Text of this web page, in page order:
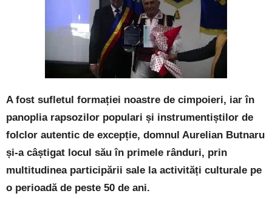
A fost sufletul formației noastre de cimpoieri, iar în
panoplia rapsozilor populari și instrumentiștilor de
folclor autentic de excepție, domnul Aurelian Butnaru
și-a câștigat locul său în primele rânduri, prin
multitudinea participării sale la activități culturale pe
o perioadă de peste 50 de ani.